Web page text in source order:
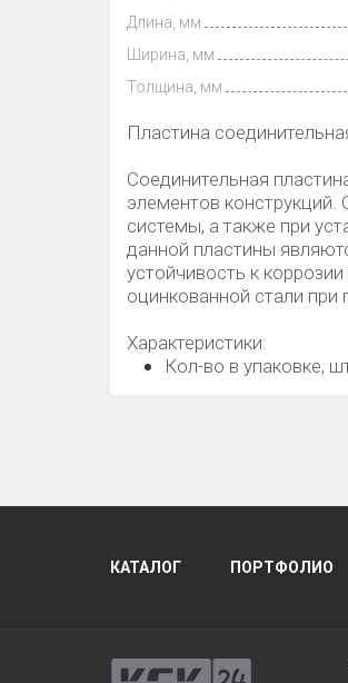
Длина, мм
Ширина, мм
Толщина, мм
Пластина
Соединительная
элементов конструкций.
системы, а также при
данной пластины
устойчивость к
оцинкованной стали при
Характеристики:
Кол-во в упаковке,
КАТАЛОГ ПОРТФОЛИО